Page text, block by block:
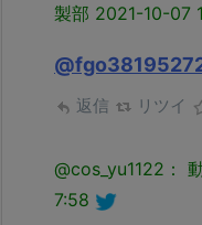
製部 2021-10-07
返信 リツイ
@cos_yu1122：
7:58